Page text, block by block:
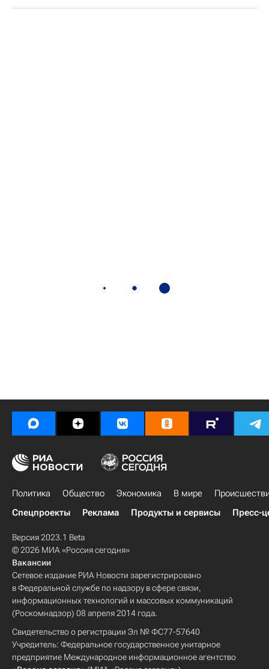
Политика Общество Экономика В мире
Спецпроекты
Реклама Продукты и сервисы Пресс-
Версия 2023.1 Beta
© 2026 МИА «Россия сегодня»
Вакансии
Сетевое издание РИА Новости зарегистрировано
в Федеральной службе по надзору в сфере связи,
информационных технологий и массовых коммуникаций
(Роскомнадзор) 08 апреля 2014 года.
Свидетельство о регистрации Эл № ФС77-57640
Учредитель: Федеральное государственное унитарное
предприятие Международное информационное агентство